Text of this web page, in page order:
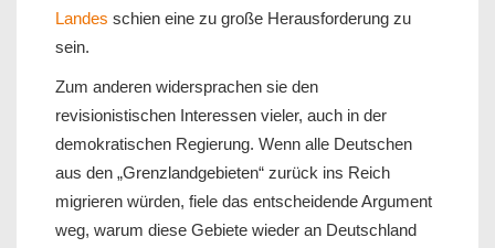
Landes schien eine zu große Herausforderung zu
sein.
Zum anderen widersprachen sie den
revisionistischen Interessen vieler, auch in der
demokratischen Regierung. Wenn alle Deutschen
aus den „Grenzlandgebieten“ zurück ins Reich
migrieren würden, fiele das entscheidende Argument
weg, warum diese Gebiete wieder an Deutschland